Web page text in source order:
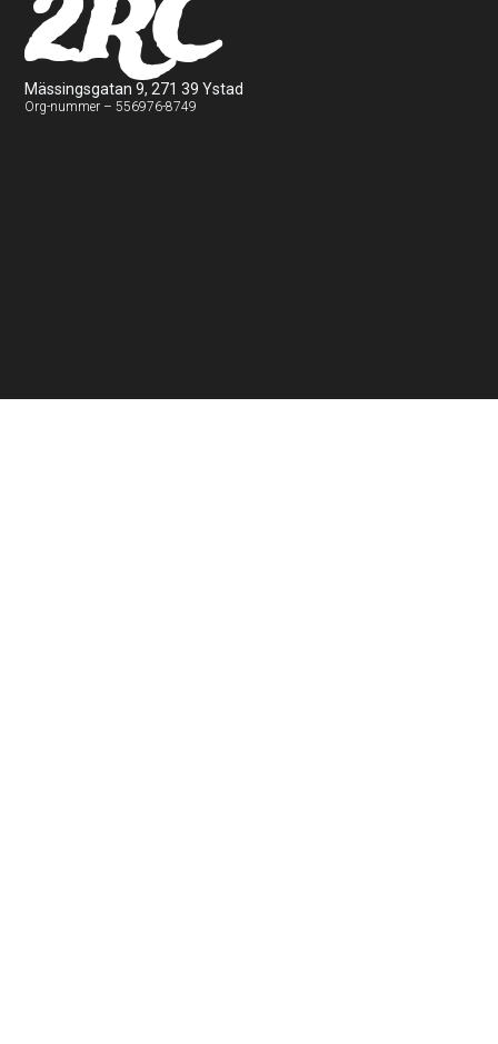
2RC
Mässingsgatan 9, 271 39 Ystad
Org-nummer – 556976-8749